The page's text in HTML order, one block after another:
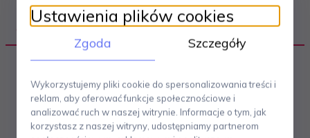
OPIS PRODUKTU
szt.) marki Zone Denmark są doskonałym dodatkiem
do zlewu w kuchni.Ściereczki wykonane w 100% z
dzianiny bawełnianej mają naturalny wygląd, są wolne od
chemicznych dodatków i mikroplastiku. Ich
Ustawienia plików cookies
Zgoda Szczegóły
Wykorzystujemy pliki cookie do spersonalizowania treści i
reklam, aby oferować funkcje społecznościowe i
analizować ruch w naszej witrynie. Informacje o tym, jak
korzystasz z naszej witryny, udostępniamy partnerom